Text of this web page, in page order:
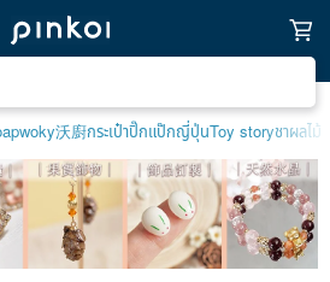
woky沃廚กระเป๋าปิ๊กแป๊กญี่ปุ่นToy storyชาผลไม้